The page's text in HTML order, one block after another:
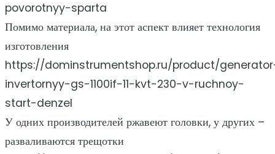
povorotnyy-sparta
Помимо материала, на этот аспект влияет технология
изготовления
https://dominstrumentshop.ru/product/
invertornyy-gs-1100if-11-kvt-230-v-ruchnoy-
start-denzel
У одних производителей ржавеют головки, у других –
разваливаются трещотки